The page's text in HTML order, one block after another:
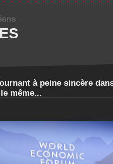
à peine sincère
même...